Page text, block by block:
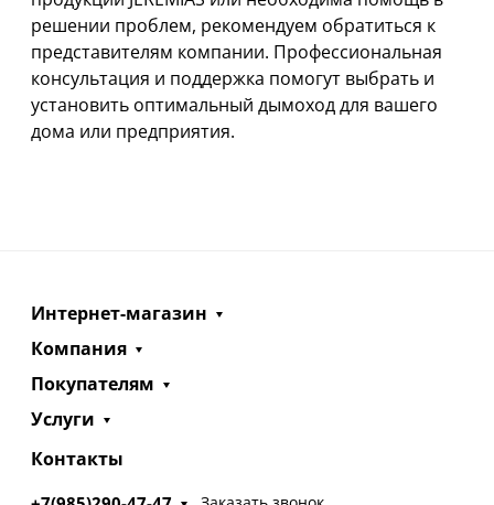
решении проблем, рекомендуем обратиться к
представителям компании. Профессиональная
консультация и поддержка помогут выбрать и
установить оптимальный дымоход для вашего
дома или предприятия.
Интернет-магазин
Компания
Покупателям
Услуги
Контакты